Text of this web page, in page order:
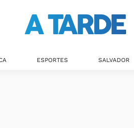
ESPORTES SALVADOR